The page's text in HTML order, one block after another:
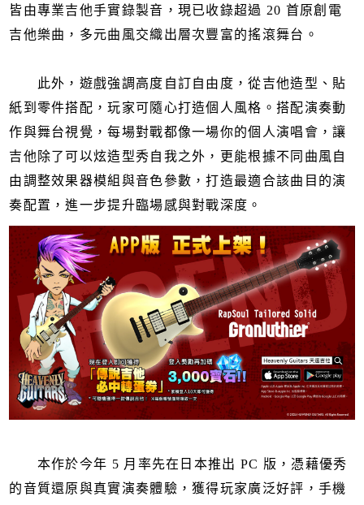
皆由專業吉他手實錄製音，現已收錄超過 20 首原創電
吉他樂曲，多元曲風交織出層次豐富的搖滾舞台。
此外，遊戲強調高度自訂自由度，從吉他造型、貼
紙到零件搭配，玩家可隨心打造個人風格。搭配演奏動
作與舞台視覺，每場對戰都像一場你的個人演唱會，讓
吉他除了可以炫造型秀自我之外，更能根據不同曲風自
由調整效果器模組與音色參數，打造最適合該曲目的演
奏配置，進一步提升臨場感與對戰深度。
本作於今年 5 月率先在日本推出 PC 版，憑藉優秀
的音質還原與真實演奏體驗，獲得玩家廣泛好評，手機